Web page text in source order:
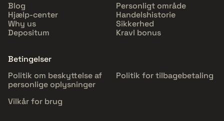
Blog
Hjælp-center
Why us
Depositum
Personligt område
Handelshistorie
Sikkerhed
Kravl bonus
Betingelser
Politik om beskyttelse af
personlige oplysninger
Politik for tilbagebetaling
Vilkår for brug